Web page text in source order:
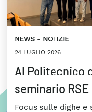
NEWS NOTIZIE
24 LUGLIO 2026
Al Politecnico
seminario
Focus sulle dighe